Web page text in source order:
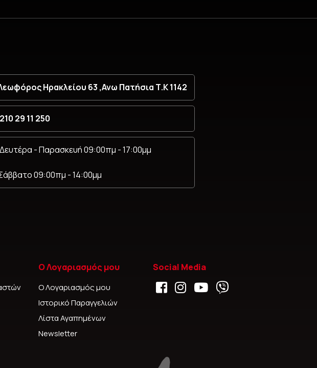
Ηρακλείου 63 ,Ανω Πατήσια Τ.Κ 1142
210 29 11 250
Δευτέρα - Παρασκευή 09:00πμ - 17:00μμ
09:00πμ - 14:00μμ
Ο Λογαριασμός μου
Ο Λογαριασμός μου
Ιστορικό Παραγγελιών
Λίστα Αγαπημένων
Newsletter
Social Media